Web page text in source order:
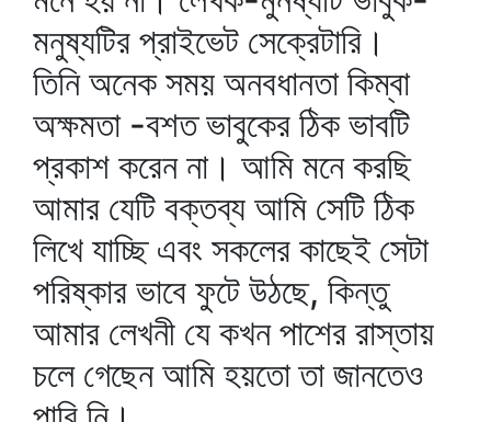
মনুষ্যটির প্রাইভেট সেক্রেটারি।
তিনি অনেক সময় অনবধানতা কিম্বা
অক্ষমতা -বশত ভাবুকের ঠিক ভাবটি
প্রকাশ করেন না। আমি মনে করছি
আমার যেটি বক্তব্য আমি সেটি ঠিক
লিখে যাচ্ছি এবং সকলের কাছেই সেটা
পরিষ্কার ভাবে ফুটে উঠছে, কিন্তু
আমার লেখনী যে কখন পাশের রাস্তায়
চলে গেছেন আমি হয়তো তা জানতেও